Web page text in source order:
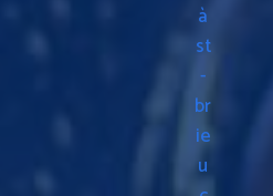
à
st
-
br
ie
u